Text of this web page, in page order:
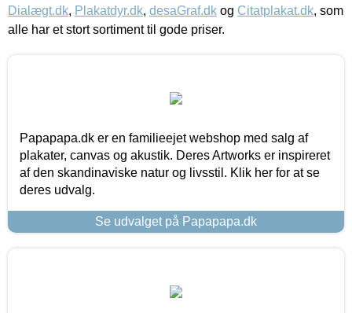
Dialægt.dk, Plakatdyr.dk, desaGraf.dk og Citatplakat.dk, som
alle har et stort sortiment til gode priser.
Papapapa.dk er en familieejet webshop med salg af
plakater, canvas og akustik. Deres Artworks er inspireret
af den skandinaviske natur og livsstil. Klik her for at se
deres udvalg.
Se udvalget på Papapapa.dk